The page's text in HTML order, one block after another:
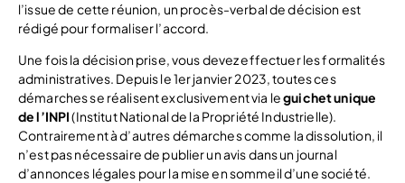
l’issue de cette réunion, un procès-verbal de décision est
rédigé pour formaliser l’accord.
Une fois la décision prise, vous devez effectuer les formalités
administratives. Depuis le 1er janvier 2023, toutes ces
démarches se réalisent exclusivement via leguichet unique
de l’INPI(Institut National de la Propriété Industrielle).
Contrairement à d’autres démarches comme la dissolution, il
n’est pas nécessaire de publier un avis dans un journal
d’annonces légales pour la mise en sommeil d’une société.